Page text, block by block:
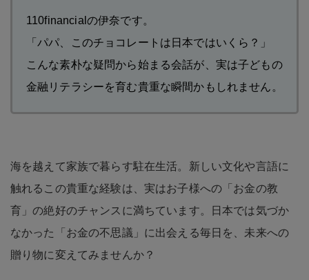
110financialの伊奈です。
「パパ、このチョコレートは日本ではいくら？」
こんな素朴な疑問から始まる会話が、実は子どもの
金融リテラシーを育む貴重な瞬間かもしれません。
海を越えて家族で暮らす駐在生活。新しい文化や言語に
触れるこの貴重な経験は、実はお子様への「お金の教
育」の絶好のチャンスに満ちています。日本では気づか
なかった「お金の不思議」に出会える毎日を、未来への
贈り物に変えてみませんか？